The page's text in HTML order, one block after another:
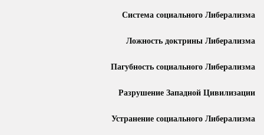
Система социального Либерализма
Ложность доктрины Либерализма
Пагубность социального Либерализма
Разрушение Западной Цивилизации
Устранение социального Либерализма